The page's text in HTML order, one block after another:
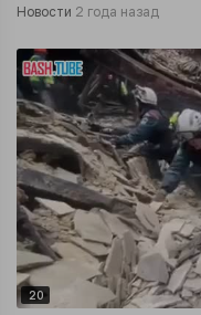
Новости 2 года назад
20